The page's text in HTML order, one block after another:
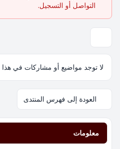
التواصل أو التسجيل.
لا توجد مواضيع أو مشاركات في هذا
العودة إلى فهرس المنتدى
معلومات